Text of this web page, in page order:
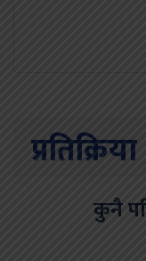
प्रतिक्रिया
कुनै